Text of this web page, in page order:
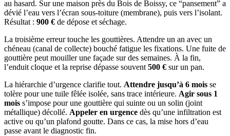
au hasard. Sur une maison près du Bois de Boissy, ce “pansement” a
dévié l’eau vers l’écran sous-toiture (membrane), puis vers l’isolant.
Résultat : 900 € de dépose et séchage.
La troisième erreur touche les gouttières. Attendre un an avec un
chéneau (canal de collecte) bouché fatigue les fixations. Une fuite de
gouttière peut mouiller une façade sur des semaines. À la fin,
l’enduit cloque et la reprise dépasse souvent 500 € sur un pan.
La hiérarchie d’urgence clarifie tout. Attendre jusqu’à 6 mois se
tolère pour une tuile fêlée isolée, sans trace intérieure. Agir sous 1
mois s’impose pour une gouttière qui suinte ou un solin (joint
métallique) décollé. Appeler en urgence dès qu’une infiltration est
active ou qu’un plafond goutte. Dans ce cas, la mise hors d’eau
passe avant le diagnostic fin.